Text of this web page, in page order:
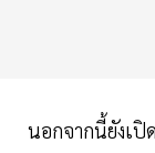
นอกจากนี้ยังเปิ